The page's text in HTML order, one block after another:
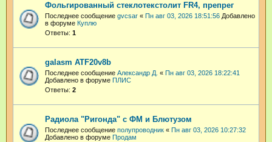
Фольгированный стеклотекстолит FR4, препрег
Последнее сообщение gvcsar « Пн авг 03, 2026 18:51:56 Добавлено
в форуме Куплю
Ответы: 1
galasm ATF20v8b
Последнее сообщение Александр Д. « Пн авг 03, 2026 18:22:41
Добавлено в форуме ПЛИС
Ответы: 2
Радиола "Ригонда" с ФМ и Блютузом
Последнее сообщение полупроводник « Пн авг 03, 2026 10:27:32
Добавлено в форуме Продам